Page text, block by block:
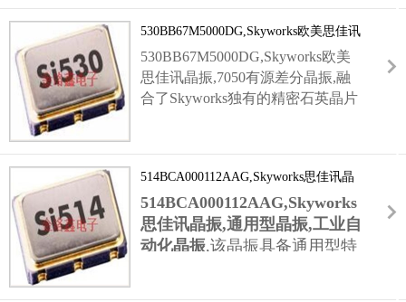
网关到低功耗传感器,便携医疗设备,产品凭借
思佳讯原厂低功耗技术,在满足高频性能的同时
最大限度降低能耗,确保设备长效稳定运行.
530BB67M5000DG,Skyworks欧美思佳讯
晶振,7050有源差分晶振
530BB67M5000DG,Skyworks欧美
思佳讯晶振,7050有源差分晶振,融
合了Skyworks独有的精密石英晶片
振元件,简化电路设计;
7050金属封装晶振
优化散热性能,降低频率温漂,配合差分信号传
输(LVPECL标准输出),抗干扰能力较单端输出
514BCA000112AAG,Skyworks思佳讯晶
振,通用型晶振,工业自动化晶振
514BCA000112AAG,Skyworks
思佳讯晶振,通用型晶振,工业自
动化晶振,该晶振具备通用型特